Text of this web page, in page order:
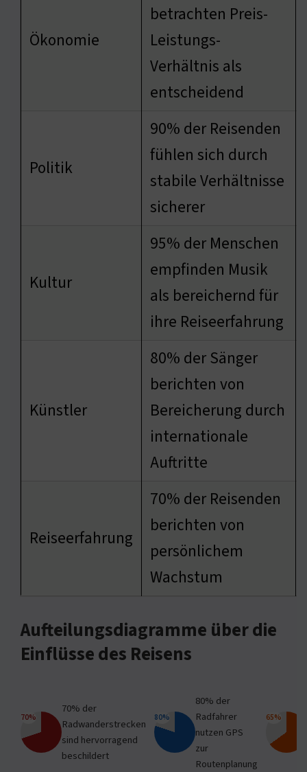
Ökonomie
betrachten Preis-
Leistungs-
Verhältnis als
entscheidend
Politik
90% der Reisenden
fühlen sich durch
stabile Verhältnisse
sicherer
Kultur
95% der Menschen
empfinden Musik
als bereichernd für
ihre Reiseerfahrung
Künstler
80% der Sänger
berichten von
Bereicherung durch
internationale
Auftritte
Reiseerfahrung
70% der Reisenden
berichten von
persönlichem
Wachstum
Aufteilungsdiagramme über die
Einflüsse des Reisens
70%
70% der
Radwanderstrecken
sind hervorragend
beschildert
80%
80% der
Radfahrer
nutzen GPS
zur
Routenplanung
65%